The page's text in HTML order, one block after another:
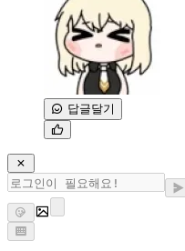
답글달기